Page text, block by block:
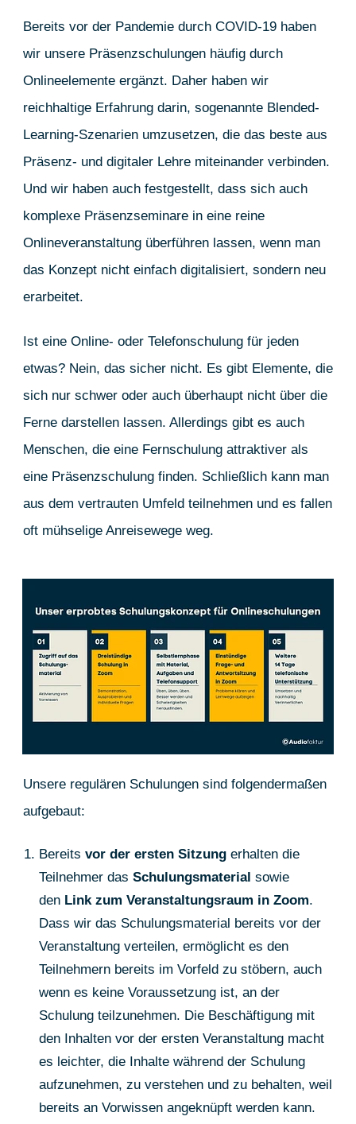
Bereits vor der Pandemie durch COVID-19 haben
wir unsere Präsenzschulungen häufig durch
Onlineelemente ergänzt. Daher haben wir
reichhaltige Erfahrung darin, sogenannte Blended-
Learning-Szenarien umzusetzen, die das beste aus
Präsenz- und digitaler Lehre miteinander verbinden.
Und wir haben auch festgestellt, dass sich auch
komplexe Präsenzseminare in eine reine
Onlineveranstaltung überführen lassen, wenn man
das Konzept nicht einfach digitalisiert, sondern neu
erarbeitet.
Ist eine Online- oder Telefonschulung für jeden
etwas? Nein, das sicher nicht. Es gibt Elemente, die
sich nur schwer oder auch überhaupt nicht über die
Ferne darstellen lassen. Allerdings gibt es auch
Menschen, die eine Fernschulung attraktiver als
eine Präsenzschulung finden. Schließlich kann man
aus dem vertrauten Umfeld teilnehmen und es fallen
oft mühselige Anreisewege weg.
Unsere regulären Schulungen sind folgendermaßen
aufgebaut:
Bereits vor der ersten Sitzung erhalten die
Teilnehmer das Schulungsmaterial sowie
den Link zum Veranstaltungsraum in Zoom.
Dass wir das Schulungsmaterial bereits vor der
Veranstaltung verteilen, ermöglicht es den
Teilnehmern bereits im Vorfeld zu stöbern, auch
wenn es keine Voraussetzung ist, an der
Schulung teilzunehmen. Die Beschäftigung mit
den Inhalten vor der ersten Veranstaltung macht
es leichter, die Inhalte während der Schulung
aufzunehmen, zu verstehen und zu behalten, weil
bereits an Vorwissen angeknüpft werden kann.